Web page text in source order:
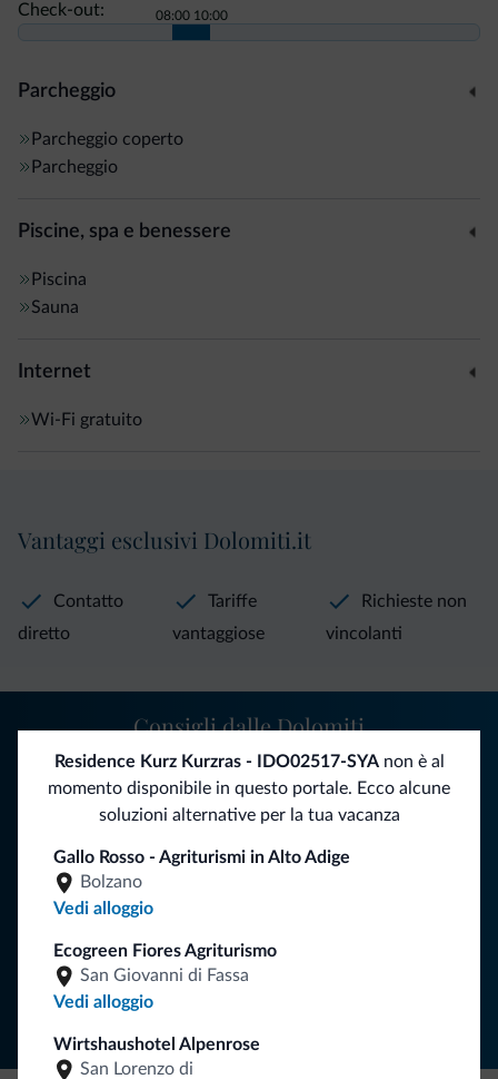
Check-out: 08:00 10:00
Parcheggio
Parcheggio coperto
Parcheggio
Piscine, spa e benessere
Piscina
Sauna
Internet
Wi-Fi gratuito
Residence Kurz Kurzras - IDO02517-SYAnon è al
momento disponibile in questo portale. Ecco alcune
soluzioni alternative per la tua vacanza
Gallo Rosso - Agriturismi in Alto Adige
Bolzano
Vedi alloggio
Ecogreen Fiores Agriturismo
San Giovanni di Fassa
Vedi alloggio
Wirtshaushotel Alpenrose
San Lorenzo di
Vantaggi esclusivi Dolomiti.it
Contatto
diretto
Tariffe
vantaggiose
Richieste non
vincolanti
Segui Dolomiti.it
Consigli dalle Dolomiti
Riceverai informazioni, offerte esclusive e news per la tua
vacanza nelle Dolomiti.